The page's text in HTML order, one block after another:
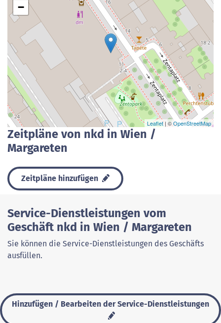
−
Leaflet| ©OpenStreetMap
Zeitpläne von nkd in Wien /
Margareten
Zeitpläne hinzufügen
Service-Dienstleistungen vom
Geschäft nkd in Wien / Margareten
Sie können die Service-Dienstleistungen des Geschäfts
ausfüllen.
Hinzufügen / Bearbeiten der Service-Dienstleistungen